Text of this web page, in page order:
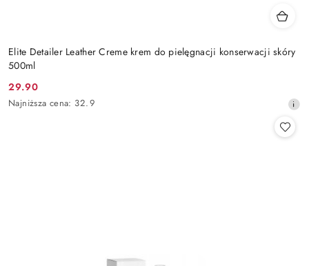
Elite Detailer Leather Creme krem do pielęgnacji konserwacji skóry
500ml
Cena
promocyjna:
29.90
Najniższa
Najniższa cena: 32.9